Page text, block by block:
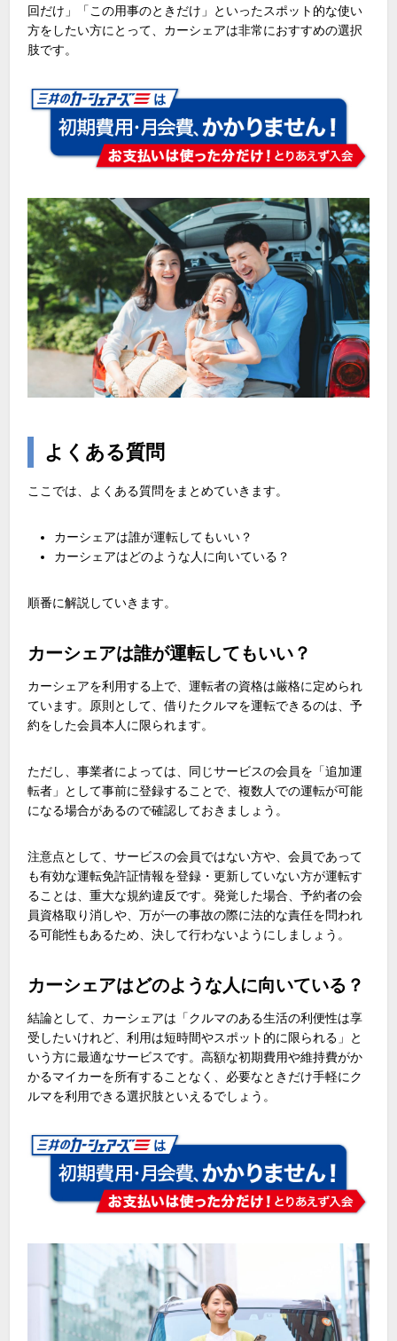
回だけ」「この用事のときだけ」といったスポット的な使い
方をしたい方にとって、カーシェアは非常におすすめの選択
肢です。
よくある質問
ここでは、よくある質問をまとめていきます。
カーシェアは誰が運転してもいい？
カーシェアはどのような人に向いている？
順番に解説していきます。
カーシェアは誰が運転してもいい？
カーシェアを利用する上で、運転者の資格は厳格に定められ
ています。原則として、借りたクルマを運転できるのは、予
約をした会員本人に限られます。
ただし、事業者によっては、同じサービスの会員を「追加運
転者」として事前に登録することで、複数人での運転が可能
になる場合があるので確認しておきましょう。
注意点として、サービスの会員ではない方や、会員であって
も有効な運転免許証情報を登録・更新していない方が運転す
ることは、重大な規約違反です。発覚した場合、予約者の会
員資格取り消しや、万が一の事故の際に法的な責任を問われ
る可能性もあるため、決して行わないようにしましょう。
カーシェアはどのような人に向いている？
結論として、カーシェアは「クルマのある生活の利便性は享
受したいけれど、利用は短時間やスポット的に限られる」と
いう方に最適なサービスです。高額な初期費用や維持費がか
かるマイカーを所有することなく、必要なときだけ手軽にク
ルマを利用できる選択肢といえるでしょう。